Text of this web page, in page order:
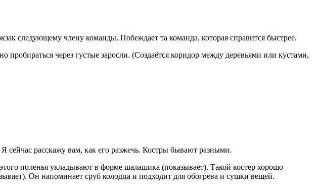
следующему члену команды. Побеждает та команда, которая справится быстрее.
через густые заросли. (Создаётся коридор между деревьями или кустами,
сейчас расскажу вам, как его разжечь. Костры бывают разными.
поленья укладывают в форме шалашика (показывает). Такой костер хорошо
Он напоминает сруб колодца и подходит для обогрева и сушки вещей.